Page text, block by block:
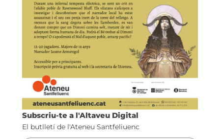
Subscriu-te a l'Altaveu Digital
El butlletí de l'Ateneu Santfeliuenc